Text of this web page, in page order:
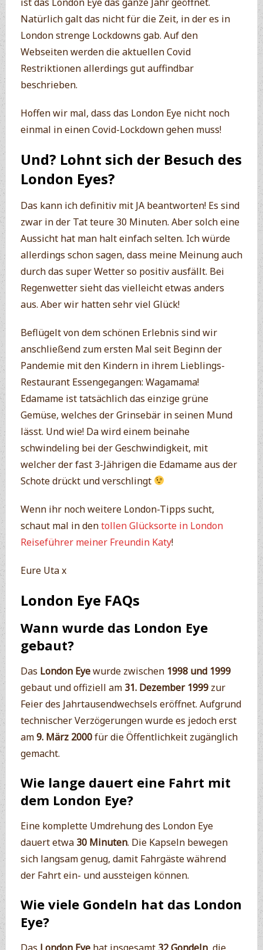
Natürlich galt das nicht für die Zeit, in der es in
London strenge Lockdowns gab. Auf den
Webseiten werden die aktuellen Covid
Restriktionen allerdings gut auffindbar
beschrieben.
Hoffen wir mal, dass das London Eye nicht noch
einmal in einen Covid-Lockdown gehen muss!
Und? Lohnt sich der Besuch des
London Eyes?
Das kann ich definitiv mit JA beantworten! Es sind
zwar in der Tat teure 30 Minuten. Aber solch eine
Aussicht hat man halt einfach selten. Ich würde
allerdings schon sagen, dass meine Meinung auch
durch das super Wetter so positiv ausfällt. Bei
Regenwetter sieht das vielleicht etwas anders
aus. Aber wir hatten sehr viel Glück!
Beflügelt von dem schönen Erlebnis sind wir
anschließend zum ersten Mal seit Beginn der
Pandemie mit den Kindern in ihrem Lieblings-
Restaurant Essengegangen: Wagamama!
Edamame ist tatsächlich das einzige grüne
Gemüse, welches der Grinsebär in seinen Mund
lässt. Und wie! Da wird einem beinahe
schwindeling bei der Geschwindigkeit, mit
welcher der fast 3-Jährigen die Edamame aus der
Schote drückt und verschlingt
Wenn ihr noch weitere London-Tipps sucht,
schaut mal in dentollen Glücksorte in London
Reiseführer meiner Freundin Katy!
Eure Uta x
London Eye FAQs
Wann wurde das London Eye
gebaut?
Das London Eyewurde zwischen 1998 und 1999
gebaut und offiziell am 31. Dezember 1999zur
Feier des Jahrtausendwechsels eröffnet. Aufgrund
technischer Verzögerungen wurde es jedoch erst
am9. März 2000für die Öffentlichkeit zugänglich
gemacht.
Wie lange dauert eine Fahrt mit
dem London Eye?
Eine komplette Umdrehung des London Eye
dauert etwa 30 Minuten. Die Kapseln bewegen
sich langsam genug, damit Fahrgäste während
der Fahrt ein- und aussteigen können.
Wie viele Gondeln hat das London
Eye?
Das London Eyehat insgesamt 32 Gondeln, die